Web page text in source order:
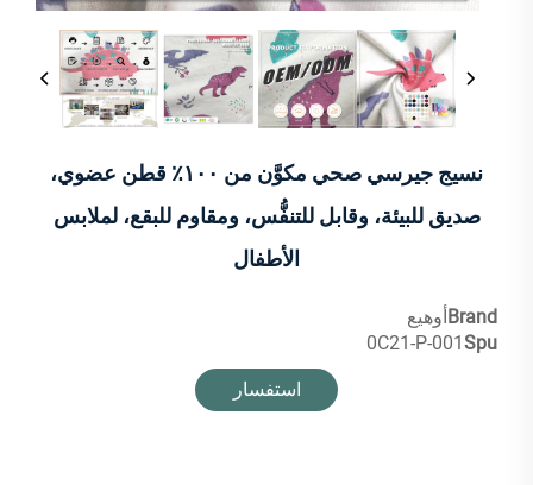
نسيج جيرسي صحي مكوَّن من ١٠٠٪ قطن عضوي،
صديق للبيئة، وقابل للتنفُّس، ومقاوم للبقع، لملابس
الأطفال
Brand أوهيع
Spu
0C21-P-001
استفسار